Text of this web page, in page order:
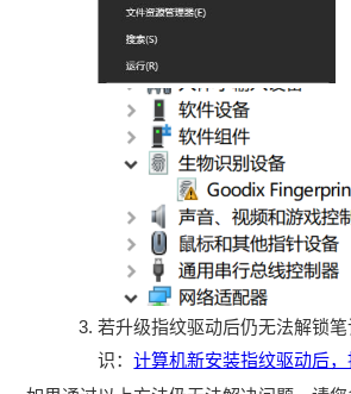
若升级指纹驱动后仍无法解锁
识：计算机新安装指纹驱动后